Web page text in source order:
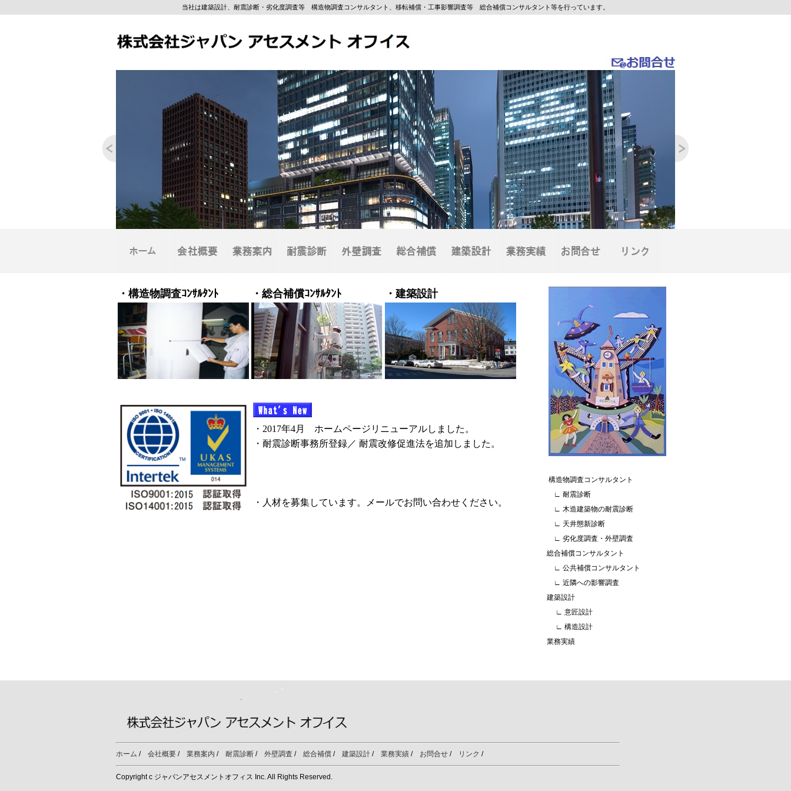
当社は建築設計、耐震診断・劣化度調査等 構造物調査コンサルタント、移転補償・工事影響調査等 総合補償コンサルタント等を行っています。
・構造物調査ｺﾝｻﾙﾀﾝﾄ ・総合補償ｺﾝｻﾙﾀﾝﾄ ・建築設計
・2017年4月 ホームページリニューアルしました。
・耐震診断事務所登録／ 耐震改修促進法を追加しました。
・人材を募集しています。メールでお問い合わせください。
構造物調査コンサルタント
∟ 耐震診断
∟ 木造建築物の耐震診断
∟ 天井態新診断
∟ 劣化度調査・外壁調査
総合補償コンサルタント
∟ 公共補償コンサルタント
∟ 近隣への影響調査
建築設計
∟ 意匠設計
∟ 構造設計
業務実績
ホーム / 会社概要 / 業務案内 / 耐震診断 / 外壁調査 / 総合補償 / 建築設計 / 業務実績 / お問合せ / リンク /
Copyright c ジャパンアセスメントオフィス Inc. All Rights Reserved.